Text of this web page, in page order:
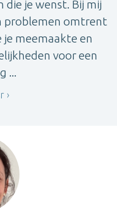
je wenst. Bij mij
problemen omtrent
meemaakte en
voor een
...